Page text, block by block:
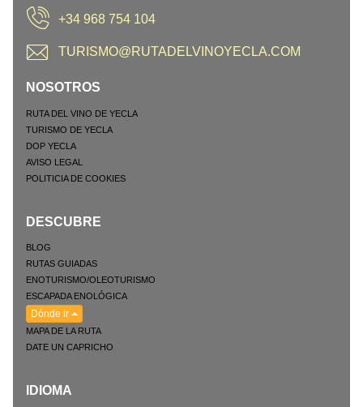
+34 968 754 104
TURISMO@RUTADELVINOYECLA.COM
NOSOTROS
RUTA DEL VINO DE YECLA
TURISMO DE YECLA
DOP YECLA
AVISO LEGAL
POLITICIA DE COOKIES
DESCUBRE
BLOG
RUTAS GUIADAS
ENOTURISMO/OLEOTURISMO
ESCAPADA ENOLÓGICA
Dónde ir
MAPA DE LA RUTA
DATE UN CAPRICHO
IDIOMA